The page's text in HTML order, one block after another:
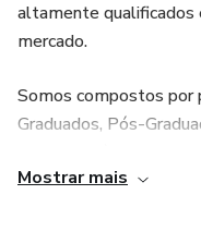
altamente qualificados
mercado.
Somos compostos por
Graduados, Pós-
Mostrar mais